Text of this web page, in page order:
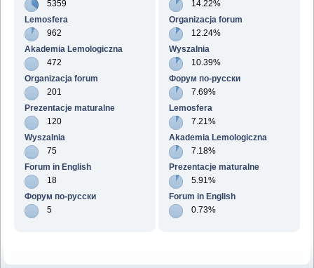
5359
Lemosfera
962
Akademia Lemologiczna
472
Organizacja forum
201
Prezentacje maturalne
120
Wyszalnia
75
Forum in English
18
Форум по-русски
5
14.22%
Organizacja forum
12.24%
Wyszalnia
10.39%
Форум по-русски
7.69%
Lemosfera
7.21%
Akademia Lemologiczna
7.18%
Prezentacje maturalne
5.91%
Forum in English
0.73%